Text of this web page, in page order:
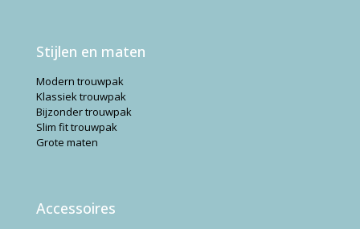
Stijlen en maten
Modern trouwpak
Klassiek trouwpak
Bijzonder trouwpak
Slim fit trouwpak
Grote maten
Accessoires